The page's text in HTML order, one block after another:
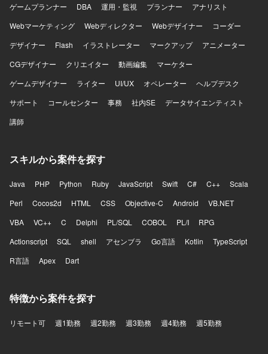
ゲームプランナー
DBA 運用・監視 プランナー
アナリスト
Webマーケティング
Webディレクター Webデザイナー
コーダー
デザイナー
Flash イラストレーター マークアップ
アニメーター
CGデザイナー
クリエイター 動画編集
マーケター
ゲームデザイナー
ライター UI/UX オペレーター
ヘルプデスク
サポート
コールセンター 事務 社内SE
データサイエンティスト
講師
スキルから案件を探す
Java PHP Python Ruby JavaScript Swift C# C++
Scala
Perl
Cocos2d HTML CSS Objective-C Android
VB.NET
VBA
VC++ C Delphi PL/SQL COBOL PL/I
RPG
Actionscript
SQL shell アセンブラ Go言語 Kotlin
TypeScript
R言語
Apex Dart
特徴から案件を探す
リモート可 週1勤務 週2勤務 週3勤務 週4勤務 週5勤務